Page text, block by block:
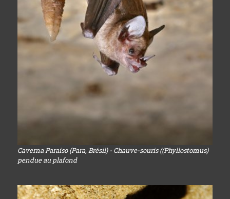
Caverna Paraiso (Para, Brésil) - Chauve-souris ((Phyllostomus)
pendue au plafond